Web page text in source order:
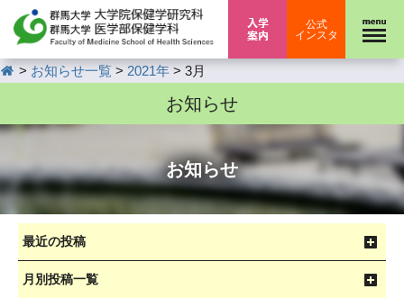
公式
インスタ
HOME
> お知らせ一覧 > 2021年 > 3月
お知らせ
お知らせ
最近の投稿
月別投稿一覧